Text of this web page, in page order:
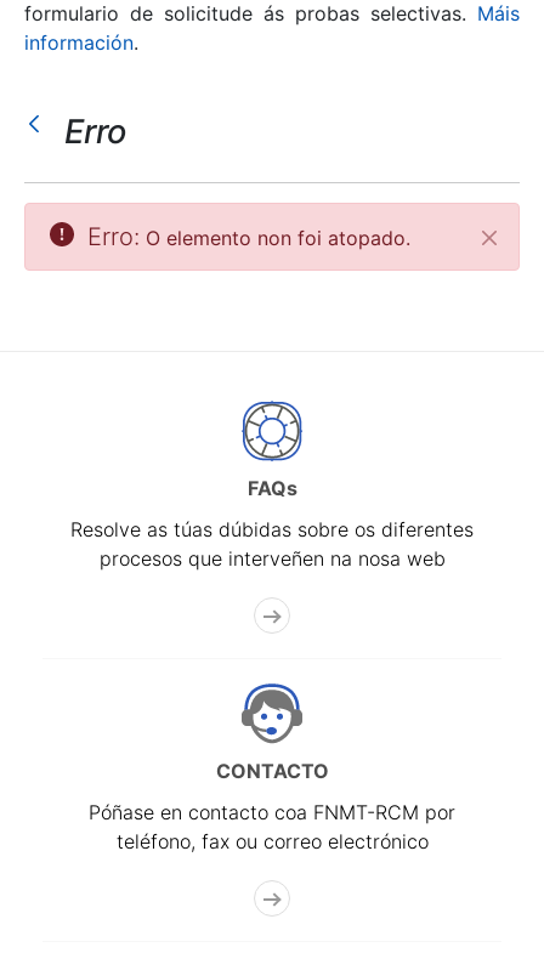
formulario de solicitude ás probas selectivas. Máis
información.
Erro
Erro: O elemento non foi atopado.
FAQs
Resolve as túas dúbidas sobre os diferentes
procesos que interveñen na nosa web
CONTACTO
Póñase en contacto coa FNMT-RCM por
teléfono, fax ou correo electrónico